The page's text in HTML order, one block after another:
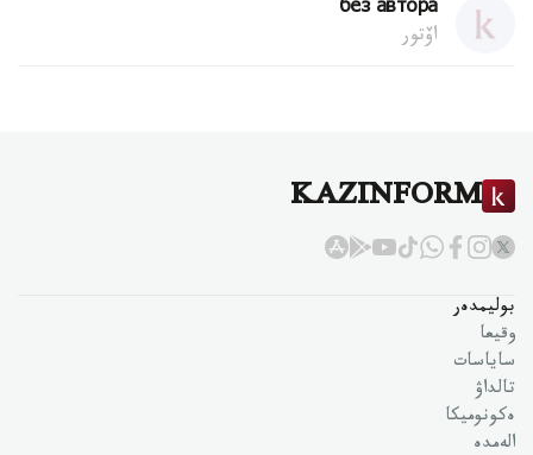
без автора
اۆتور
KAZINFORM
بوليمدەر
وقيعا
ساياسات
تالداۋ
ەكونوميكا
الەمدە